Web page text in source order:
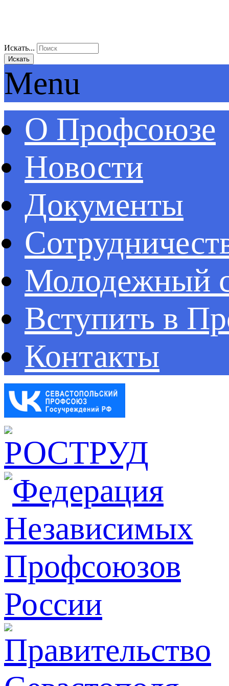
Искать...
Искать
Menu
О Профсоюзе
Новости
Документы
Молодежный
Вступить в
Контакты